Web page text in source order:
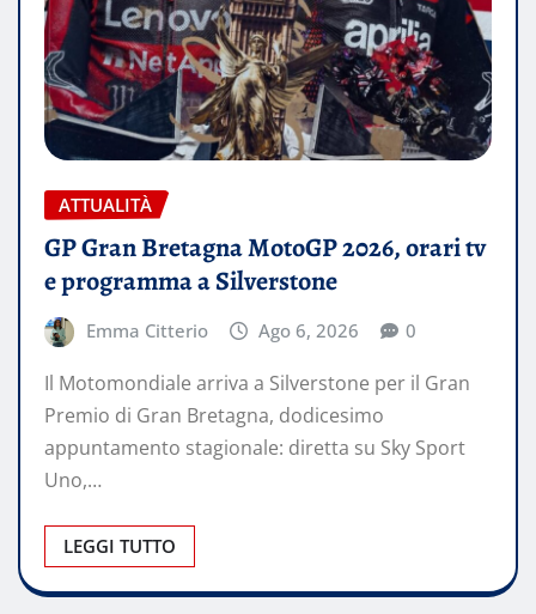
ATTUALITÀ
GP Gran Bretagna MotoGP 2026, orari tv
e programma a Silverstone
Emma Citterio Ago 6, 2026 0
Il Motomondiale arriva a Silverstone per il Gran
Premio di Gran Bretagna, dodicesimo
appuntamento stagionale: diretta su Sky Sport
Uno,…
LEGGI TUTTO